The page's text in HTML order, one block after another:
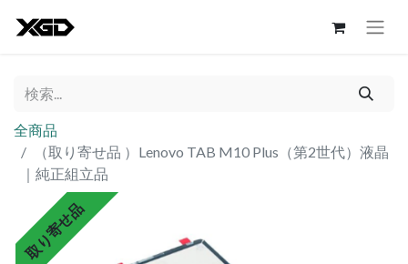
全商品
（取り寄せ品 ）Lenovo TAB M10 Plus（第2世代）液晶
｜純正組立品
取り寄せ品